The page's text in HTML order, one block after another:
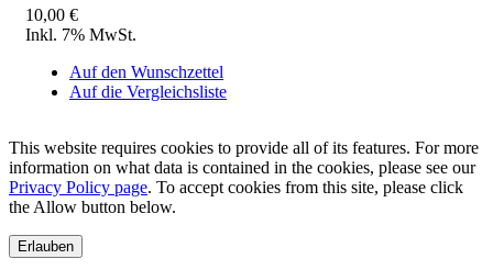
10,00 €
Inkl. 7% MwSt.
Auf den Wunschzettel
Auf die Vergleichsliste
This website requires cookies to provide all of its features. For more
information on what data is contained in the cookies, please see our
Privacy Policy page. To accept cookies from this site, please click
the Allow button below.
Erlauben